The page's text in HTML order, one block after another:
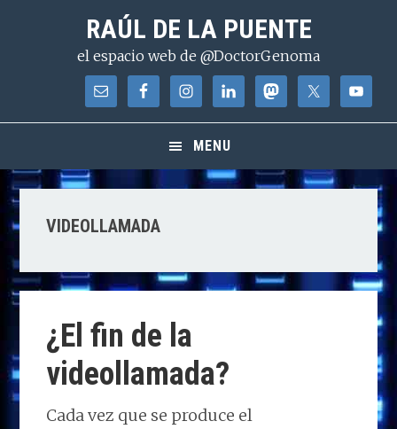
contenido
RAÚL DE LA PUENTE
el espacio web de @DoctorGenoma
MENU
VIDEOLLAMADA
¿El fin de la
videollamada?
Cada vez que se produce el